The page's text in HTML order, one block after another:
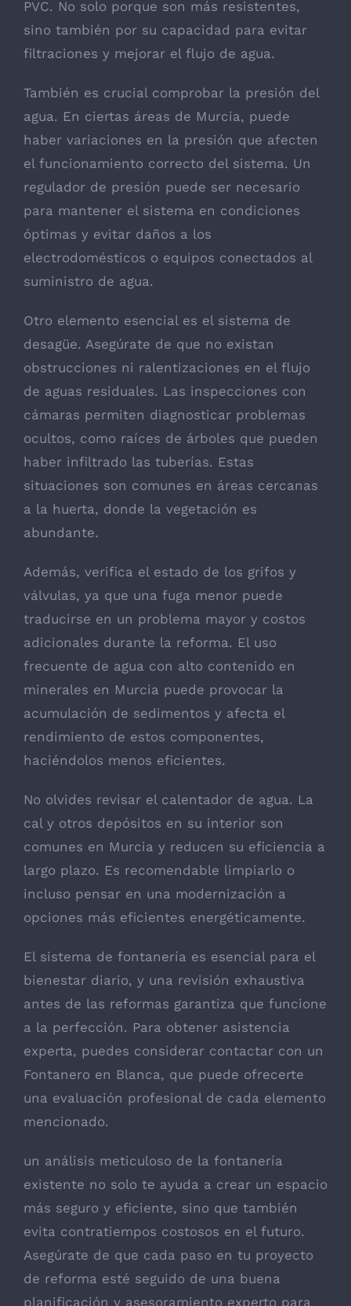
PVC. No solo porque son más resistentes,
sino también por su capacidad para evitar
filtraciones y mejorar el flujo de agua.
También es crucial comprobar la presión del
agua. En ciertas áreas de Murcia, puede
haber variaciones en la presión que afecten
el funcionamiento correcto del sistema. Un
regulador de presión puede ser necesario
para mantener el sistema en condiciones
óptimas y evitar daños a los
electrodomésticos o equipos conectados al
suministro de agua.
Otro elemento esencial es el sistema de
desagüe. Asegúrate de que no existan
obstrucciones ni ralentizaciones en el flujo
de aguas residuales. Las inspecciones con
cámaras permiten diagnosticar problemas
ocultos, como raíces de árboles que pueden
haber infiltrado las tuberías. Estas
situaciones son comunes en áreas cercanas
a la huerta, donde la vegetación es
abundante.
Además, verifica el estado de los grifos y
válvulas, ya que una fuga menor puede
traducirse en un problema mayor y costos
adicionales durante la reforma. El uso
frecuente de agua con alto contenido en
minerales en Murcia puede provocar la
acumulación de sedimentos y afecta el
rendimiento de estos componentes,
haciéndolos menos eficientes.
No olvides revisar el calentador de agua. La
cal y otros depósitos en su interior son
comunes en Murcia y reducen su eficiencia a
largo plazo. Es recomendable limpiarlo o
incluso pensar en una modernización a
opciones más eficientes energéticamente.
El sistema de fontanería es esencial para el
bienestar diario, y una revisión exhaustiva
antes de las reformas garantiza que funcione
a la perfección. Para obtener asistencia
experta, puedes considerar contactar con un
Fontanero en Blanca, que puede ofrecerte
una evaluación profesional de cada elemento
mencionado.
un análisis meticuloso de la fontanería
existente no solo te ayuda a crear un espacio
más seguro y eficiente, sino que también
evita contratiempos costosos en el futuro.
Asegúrate de que cada paso en tu proyecto
de reforma esté seguido de una buena
planificación y asesoramiento experto para